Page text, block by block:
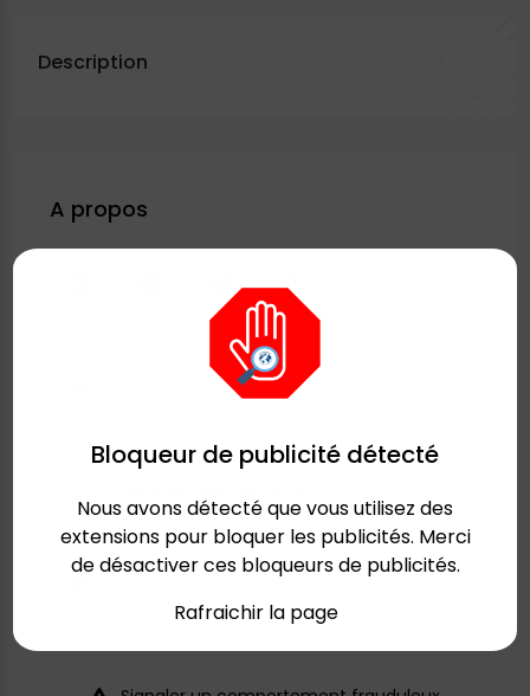
Description
A propos
Adresse email
Type d'entreprise
Bloqueur de publicité détecté
Nous avons détecté que vous utilisez des
extensions pour bloquer les publicités. Merci
de désactiver ces bloqueurs de publicités.
Rafraichir la page